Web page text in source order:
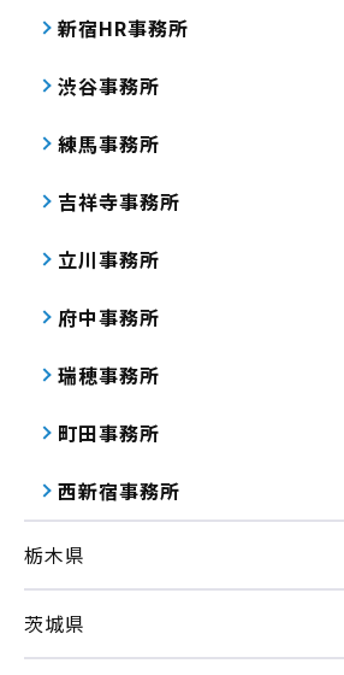
新宿HR事務所
渋谷事務所
練馬事務所
吉祥寺事務所
立川事務所
府中事務所
瑞穂事務所
町田事務所
西新宿事務所
栃木県
茨城県